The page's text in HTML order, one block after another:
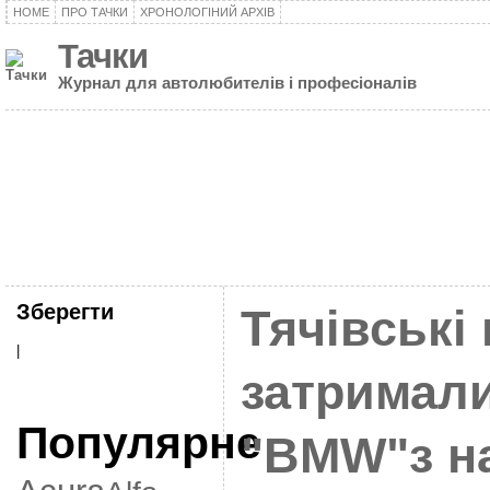
HOME ПРО ТАЧКИ ХРОНОЛОГІНИЙ АРХІВ
Тачки
Журнал для автолюбителів і професіоналів
Зберегти
Популярне
Тячівські
"BMW"з